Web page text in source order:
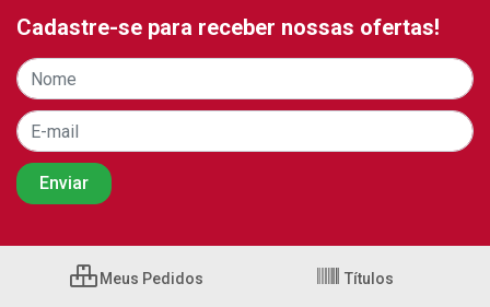
Cadastre-se para receber nossas ofertas!
Meus Pedidos Títulos